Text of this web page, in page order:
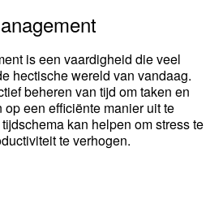
is een vaardigheid die veel
hectische wereld van vandaag.
beheren van tijd om taken en
een efficiënte manier uit te
kan helpen om stress te
te verhogen.